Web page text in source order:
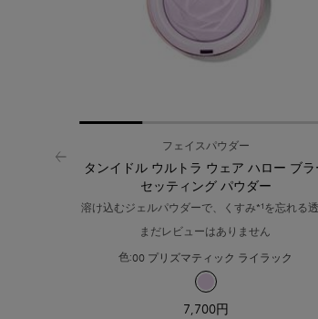
フェイスパウダー
タンイドル ウルトラ ウェア ハロー ブラ
セッティング パウダー
溶け込むジェルパウダーで、くすみ*¹を忘れる透
まだレビューはありません
色:00 プリズマティック ライラック
選択済み
00 プリズマティック
7,700円